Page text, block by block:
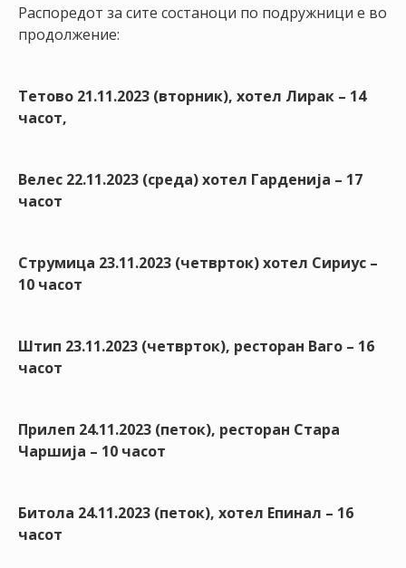
КОНТАКТ
ЧЛЕНОВИ
Распоредот за сите состаноци по подружници е во
продолжение:
Тетово 21.11.2023 (вторник), хотел Лирак – 14
часот,
Велес 22.11.2023 (среда) хотел Гарденија – 17
часот
Струмица 23.11.2023 (четврток) хотел Сириус –
10 часот
Штип 23.11.2023 (четврток), ресторан Ваго – 16
часот
Прилеп 24.11.2023 (петок), ресторан Стара
Чаршија – 10 часот
Битола 24.11.2023 (петок), хотел Епинал – 16
часот